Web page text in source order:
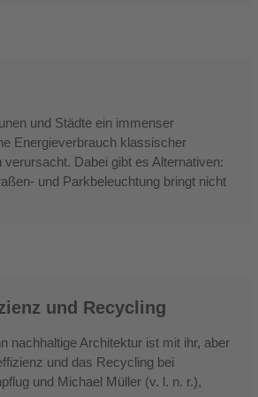
und Städte ein immenser
Energieverbrauch klassischer
Dabei gibt es Alternativen:
und Parkbeleuchtung bringt nicht
und Recycling
nachhaltige Architektur ist mit ihr, aber
und das Recycling bei
und Michael Müller (v. l. n. r.),